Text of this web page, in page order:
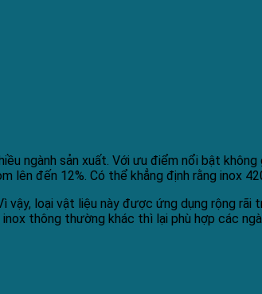
ngành sản xuất. Với ưu điểm nổi bật
lên đến 12%. Có thể khẳng định rằng inox
loại vật liệu này được ứng dụng rộng
thông thường khác thì lại phù hợp các